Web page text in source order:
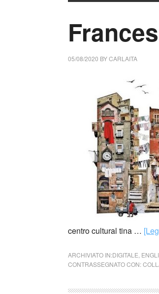
05/08/2020 BYCARLAITA
centro cultural tina …
ARCHIVIATO IN:DIGITALE
CONTRASSEGNATO CON: